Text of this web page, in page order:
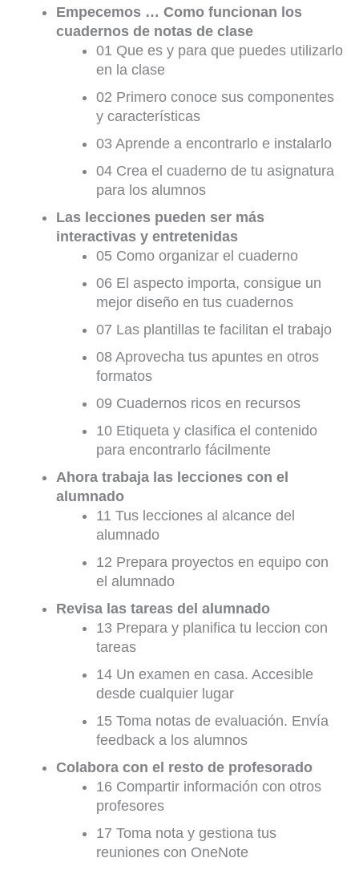
Empecemos … Como funcionan los
cuadernos de notas de clase
01 Que es y para que puedes utilizarlo
en la clase
02 Primero conoce sus componentes
y características
03 Aprende a encontrarlo e instalarlo
04 Crea el cuaderno de tu asignatura
para los alumnos
Las lecciones pueden ser más
interactivas y entretenidas
05 Como organizar el cuaderno
06 El aspecto importa, consigue un
mejor diseño en tus cuadernos
07 Las plantillas te facilitan el trabajo
08 Aprovecha tus apuntes en otros
formatos
09 Cuadernos ricos en recursos
10 Etiqueta y clasifica el contenido
para encontrarlo fácilmente
Ahora trabaja las lecciones con el
alumnado
11 Tus lecciones al alcance del
alumnado
12 Prepara proyectos en equipo con
el alumnado
Revisa las tareas del alumnado
13 Prepara y planifica tu leccion con
tareas
14 Un examen en casa. Accesible
desde cualquier lugar
15 Toma notas de evaluación. Envía
feedback a los alumnos
Colabora con el resto de profesorado
16 Compartir información con otros
profesores
17 Toma nota y gestiona tus
reuniones con OneNote